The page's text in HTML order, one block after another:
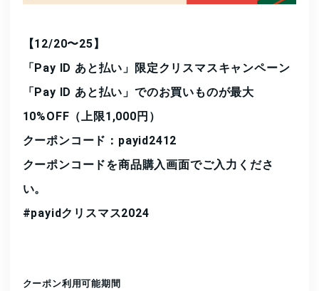
【12/20〜25】
「Pay ID あと払い」限定クリスマスキャンペーン
「Pay ID あと払い」でのお買いものが最大
10%OFF（上限1,000円）
クーポンコード：payid2412
クーポンコードを商品購入画面でご入力くださ
い。
#payidクリスマス2024
クーポン利用可能期間